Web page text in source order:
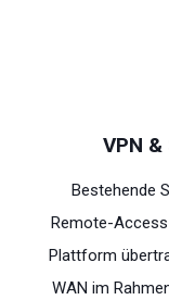
VPN
Bestehende
Remote-
Plattform
WAN im